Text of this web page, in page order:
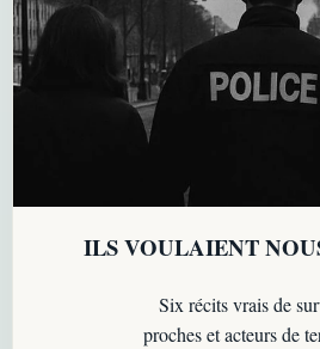
ILS VOULAIENT
Six récits vrais de
proches et acteurs de